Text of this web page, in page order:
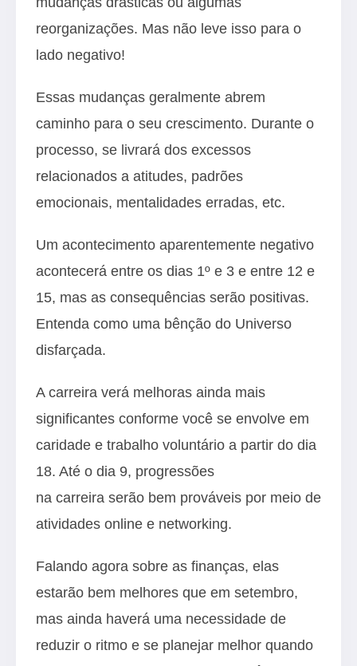
reorganizações. Mas não leve isso para o
lado negativo!
Essas mudanças geralmente abrem
caminho para o seu crescimento. Durante o
processo, se livrará dos excessos
relacionados a atitudes, padrões
emocionais, mentalidades erradas, etc.
Um acontecimento aparentemente negativo
acontecerá entre os dias 1º e 3 e entre 12 e
15, mas as consequências serão positivas.
Entenda como uma bênção do Universo
disfarçada.
A carreira verá melhoras ainda mais
significantes conforme você se envolve em
caridade e trabalho voluntário a partir do dia
18. Até o dia 9, progressões
na carreira serão bem prováveis por meio de
atividades online e networking.
Falando agora sobre as finanças, elas
estarão bem melhores que em setembro,
mas ainda haverá uma necessidade de
reduzir o ritmo e se planejar melhor quando